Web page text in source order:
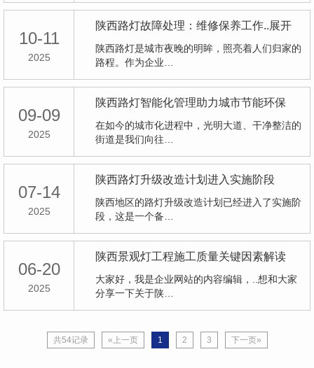
10-11
2025
陕西路灯故障处理：维修保养工作..展开
陕西路灯是城市夜晚的明眸，照亮着人们归家的
路程。作为企业…
09-09
2025
陕西路灯智能化管理助力城市节能环保
在如今的城市化进程中，光明大道、干净整洁的
街道是我们向往…
07-14
2025
陕西路灯升级改造计划进入实施阶段
陕西地区的路灯升级改造计划已经进入了实施阶
段，这是一个备…
06-20
2025
陕西景观灯工程施工质量关键因素解读
大家好，我是企业网站的内容编辑，..想和大家
分享一下关于陕…
共54记录 «上一页 1 2 3 下一页»